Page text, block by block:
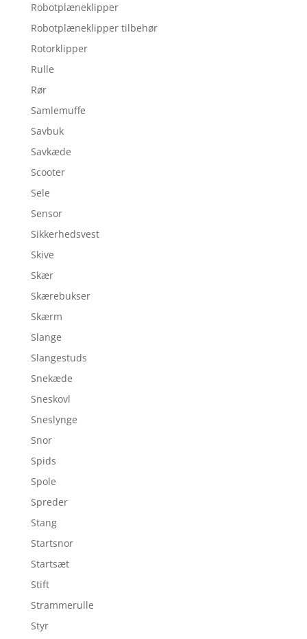
Robotplæneklipper
Robotplæneklipper tilbehør
Rotorklipper
Rulle
Rør
Samlemuffe
Savbuk
Savkæde
Scooter
Sele
Sensor
Sikkerhedsvest
Skive
Skær
Skærebukser
Skærm
Slange
Slangestuds
Snekæde
Sneskovl
Sneslynge
Snor
Spids
Spole
Spreder
Stang
Startsnor
Startsæt
Stift
Strammerulle
Styr